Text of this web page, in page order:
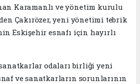
Karamanlı ve yönetim kurulu
Çakırözer, yeni yönetimi tebrik
Eskişehir esnafı için hayırlı
odaları birliği yeni
ve sanatkarların sorunlarının